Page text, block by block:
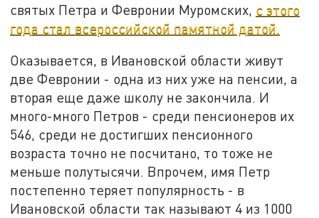
святых Петра и Февронии Муромских, с этого
года стал всероссийской памятной датой.
Оказывается, в Ивановской области живут
две Февронии - одна из них уже на пенсии, а
вторая еще даже школу не закончила. И
много-много Петров - среди пенсионеров их
546, среди не достигших пенсионного
возраста точно не посчитано, то тоже не
меньше полутысячи. Впрочем, имя Петр
постепенно теряет популярность - в
Ивановской области так называют 4 из 1000